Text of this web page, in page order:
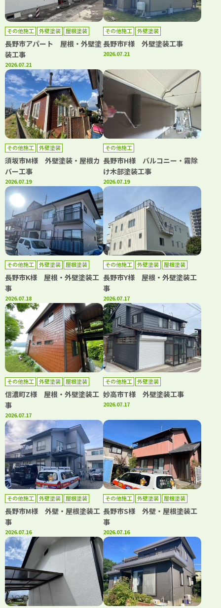
その他施工 外壁塗装 屋根塗装
長野市アパート 屋根・外壁塗
装工事
2026.07.21
その他施工 外壁塗装
長野市F様 外壁塗装工事
2026.07.21
その他施工 外壁塗装
須坂市M様 外壁塗装・屋根カ
バー工事
2026.07.19
その他施工
長野市H様 バルコニー・霧除
け木部塗装工事
2026.07.19
その他施工 外壁塗装 屋根塗装
長野市K様 屋根・外壁塗装工
事
2026.07.18
その他施工 外壁塗装 屋根塗装
長野市Y様 屋根・外壁塗装工
事
2026.07.17
その他施工 外壁塗装 屋根塗装
信濃町Z様 屋根・外壁塗装工
事
2026.07.17
その他施工 外壁塗装
妙高市T様 外壁塗装工事
2026.07.17
その他施工 外壁塗装 屋根塗装
長野市M様 外壁・屋根塗装工
事
2026.07.16
その他施工 外壁塗装 屋根塗装
長野市S様 外壁・屋根塗装工
事
2026.07.16